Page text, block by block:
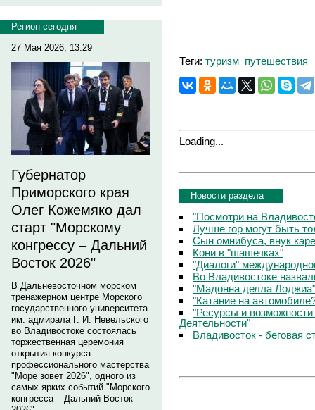
Регион сегодня
27 Мая 2026, 13:29
Губернатор
Приморского края
Олег Кожемяко дал
старт "Морскому
конгрессу – Дальний
Восток 2026"
В Дальневосточном морском
тренажерном центре Морского
государственного университета
им. адмирала Г. И. Невельского
во Владивостоке состоялась
торжественная церемония
открытия конкурса
профессионального мастерства
"Море зовет 2026", одного из
самых ярких событий "Морского
конгресса – Дальний Восток
Теги: туризм путешествия
Loading...
Новости раздела
"Посмотри на
Лучше гор могут быть
Сын омнибуса, внук
Кони в "шашечках"
"Диалоги"
Во Владивостоке
"Мадонна делла
"Катание на
"Ресурсы и
Деятельности"
Владивосток - беговая